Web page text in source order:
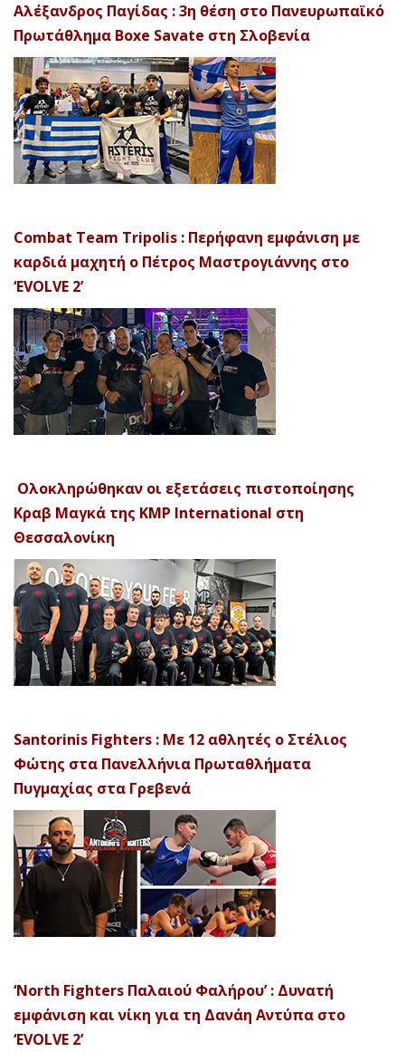
Αλέξανδρος Παγίδας : 3η θέση στο Πανευρωπαϊκό
Πρωτάθλημα Boxe Savate στη Σλοβενία
Combat Team Tripolis : Περήφανη εμφάνιση με
καρδιά μαχητή ο Πέτρος Μαστρογιάννης στο
‘EVOLVE 2’
Ολοκληρώθηκαν οι εξετάσεις πιστοποίησης
Κραβ Μαγκά της KMP International στη
Θεσσαλονίκη
Santorinis Fighters : Με 12 αθλητές ο Στέλιος
Φώτης στα Πανελλήνια Πρωταθλήματα
Πυγμαχίας στα Γρεβενά
‘North Fighters Παλαιού Φαλήρου’ : Δυνατή
εμφάνιση και νίκη για τη Δανάη Αντύπα στο
‘EVOLVE 2’